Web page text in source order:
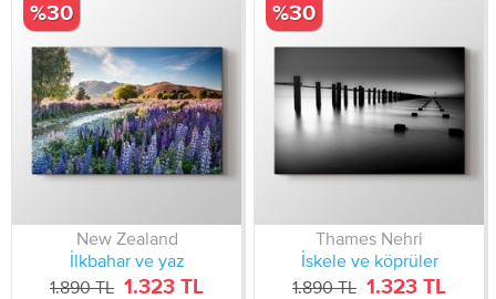
New Zealand
İlkbahar ve yaz
1.890 TL 1.323 TL
%30
Thames Nehri
İskele ve köprüler
1.890 TL 1.323 TL
%30